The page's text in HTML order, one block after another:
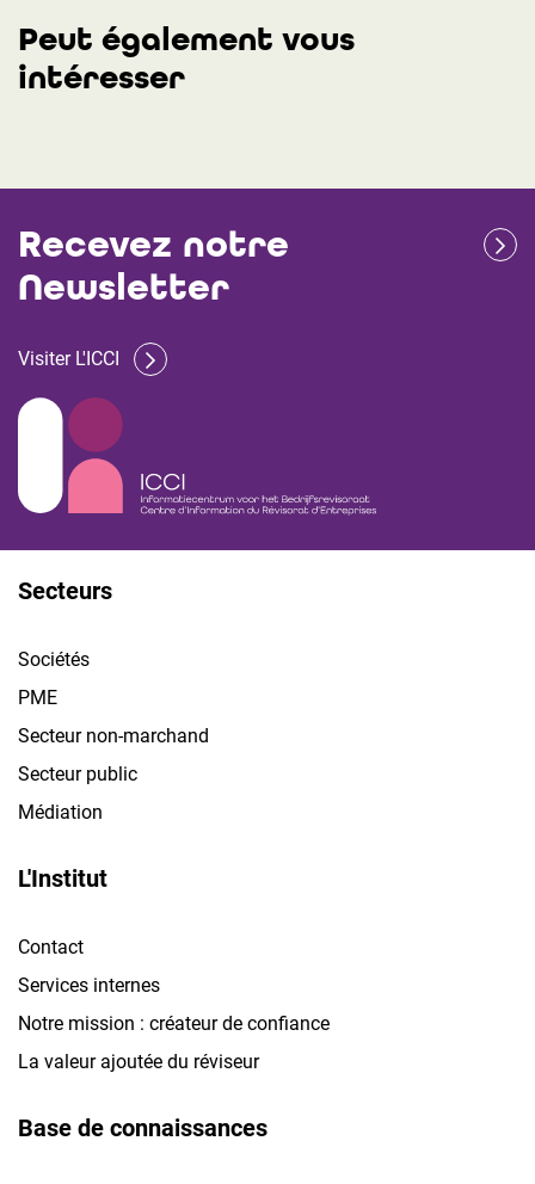
Peut également vous
intéresser
Recevez notre
Newsletter
Visiter L'ICCI
Secteurs
Sociétés
PME
Secteur non-marchand
Secteur public
Médiation
L'Institut
Contact
Services internes
Notre mission : créateur de confiance
La valeur ajoutée du réviseur
Base de connaissances